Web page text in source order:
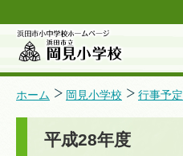
浜田市小中学校ホームページ
ホーム 岡見小学校 行事予定
平成28年度